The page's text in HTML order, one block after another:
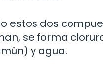
estos dos
se forma
y agua.